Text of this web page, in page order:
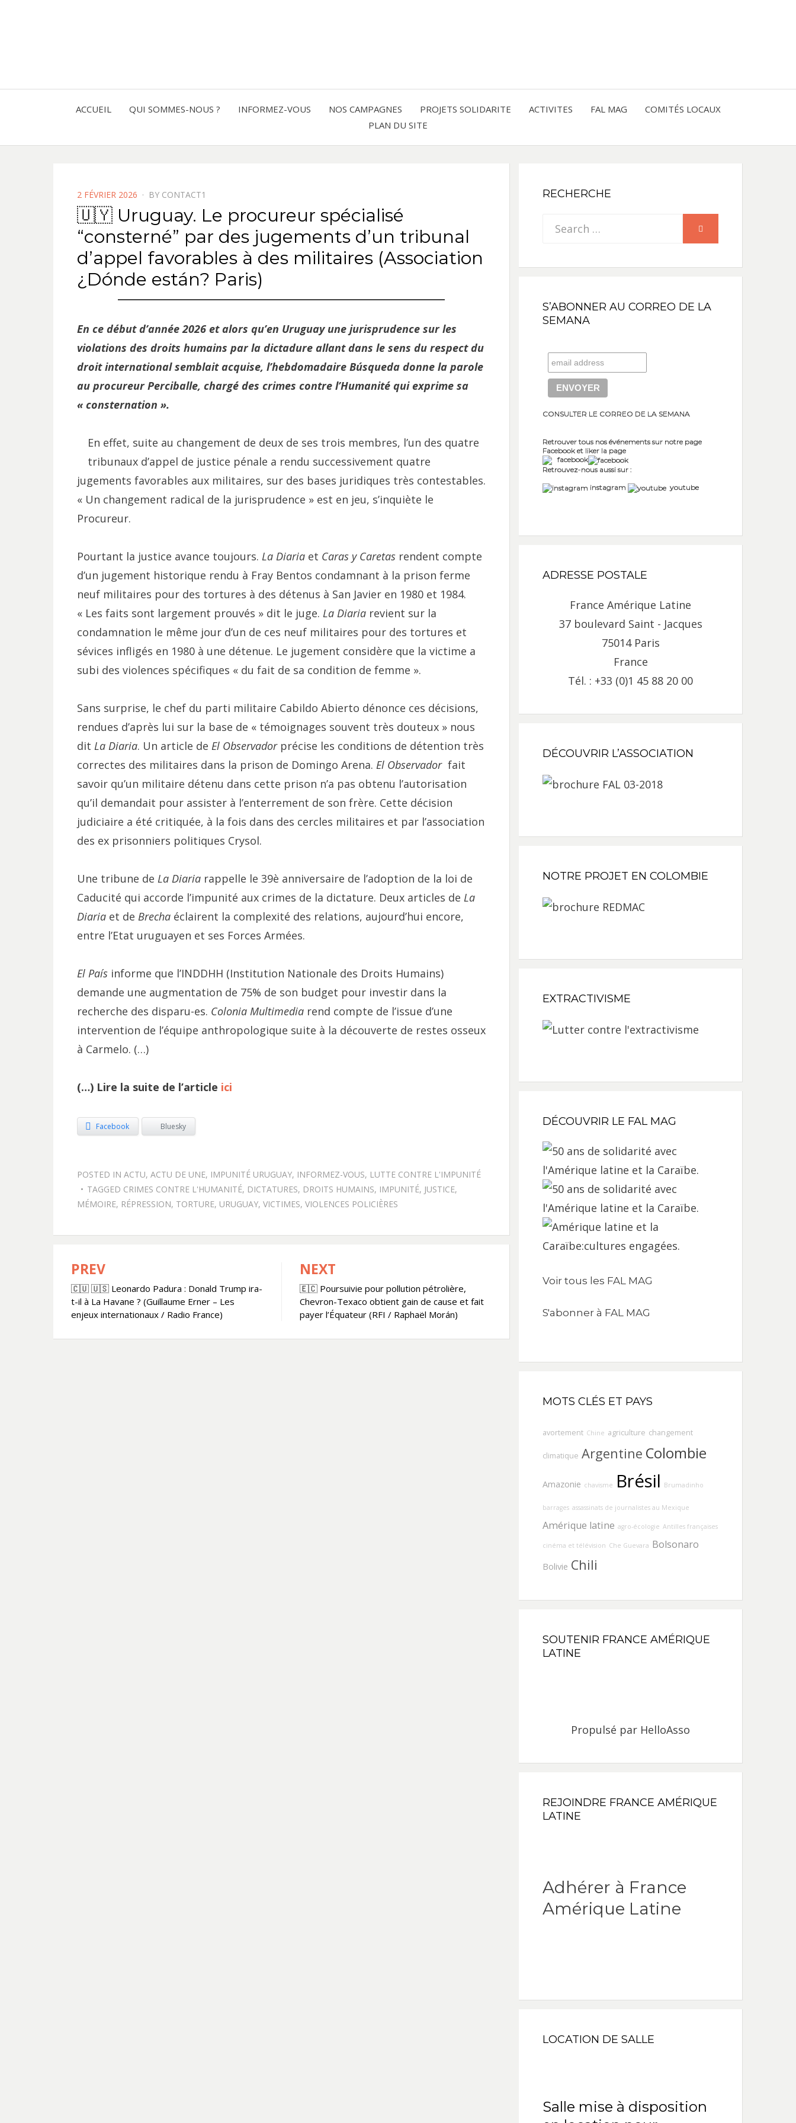
AMERIQUE
LATINE
ACCUEIL QUI SOMMES-NOUS ? INFORMEZ-VOUS NOS CAMPAGNES PROJETS SOLIDARITE ACTIVITES FAL MAG
COMITÉS LOCAUX
PLAN DU SITE
POSTED
ON
2 FÉVRIER 2026 BY CONTACT1
🇺🇾 Uruguay. Le procureur spécialisé
“consterné” par des jugements d’un tribunal
d’appel favorables à des militaires (Association
¿Dónde están? Paris)
En ce début d’année 2026 et alors qu’en Uruguay une jurisprudence sur les
violations des droits humains par la dictadure allant dans le sens du respect du
droit international semblait acquise, l’hebdomadaire Búsqueda donne la parole
au procureur Perciballe, chargé des crimes contre l’Humanité qui exprime sa
« consternation ».
En effet, suite au changement de deux de ses trois membres, l’un des quatre
tribunaux d’appel de justice pénale a rendu successivement quatre
jugements favorables aux militaires, sur des bases juridiques très contestables.
« Un changement radical de la jurisprudence » est en jeu, s’inquiète le
Procureur.
Pourtant la justice avance toujours. La Diariaet Caras y Caretasrendent compte
d’un jugement historique rendu à Fray Bentos condamnant à la prison ferme
neuf militaires pour des tortures à des détenus à San Javier en 1980 et 1984.
« Les faits sont largement prouvés » dit le juge. La Diariarevient sur la
condamnation le même jour d’un de ces neuf militaires pour des tortures et
sévices infligés en 1980 à une détenue. Le jugement considère que la victime a
subi des violences spécifiques « du fait de sa condition de femme ».
Sans surprise, le chef du parti militaire Cabildo Abierto dénonce ces décisions,
rendues d’après lui sur la base de « témoignages souvent très douteux » nous
dit La Diaria. Un article de El Observadorprécise les conditions de détention très
correctes des militaires dans la prison de Domingo Arena. El Observadorfait
savoir qu’un militaire détenu dans cette prison n’a pas obtenu l’autorisation
qu’il demandait pour assister à l’enterrement de son frère. Cette décision
judiciaire a été critiquée, à la fois dans des cercles militaires et par l’association
des ex prisonniers politiques Crysol.
Une tribune de La Diariarappelle le 39è anniversaire de l’adoption de la loi de
Caducité qui accorde l’impunité aux crimes de la dictature. Deux articles de La
Diariaet de Brechaéclairent la complexité des relations, aujourd’hui encore,
entre l’Etat uruguayen et ses Forces Armées.
El Paísinforme que l’INDDHH (Institution Nationale des Droits Humains)
demande une augmentation de 75% de son budget pour investir dans la
recherche des disparu-es. Colonia Multimediarend compte de l’issue d’une
intervention de l’équipe anthropologique suite à la découverte de restes osseux
à Carmelo. (…)
(…) Lire la suite de l’article ici
Facebook Bluesky
POSTED IN ACTU, ACTU DE UNE, IMPUNITÉ URUGUAY, INFORMEZ-VOUS, LUTTE CONTRE L'IMPUNITÉ
TAGGED CRIMES CONTRE L'HUMANITÉ, DICTATURES, DROITS HUMAINS, IMPUNITÉ, JUSTICE,
MÉMOIRE, RÉPRESSION, TORTURE, URUGUAY, VICTIMES, VIOLENCES POLICIÈRES
Navigation
de
l’article
PREV
🇨🇺 🇺🇸 Leonardo Padura : Donald Trump ira-
t-il à La Havane ? (Guillaume Erner – Les
enjeux internationaux / Radio France)
NEXT
🇪🇨 Poursuivie pour pollution pétrolière,
Chevron-Texaco obtient gain de cause et fait
payer l’Équateur (RFI / Raphaël Morán)
RECHERCHE
Search
S’ABONNER AU CORREO DE LA
SEMANA
CONSULTER LE CORREO DE LA SEMANA
Retrouver tous nos événements sur notre page
Facebook et liker la page
facebook
Retrouvez-nous aussi sur :
instagram
youtube
ADRESSE POSTALE
France Amérique Latine
37 boulevard Saint - Jacques
75014 Paris
France
Tél. : +33 (0)1 45 88 20 00
DÉCOUVRIR L’ASSOCIATION
NOTRE PROJET EN COLOMBIE
EXTRACTIVISME
DÉCOUVRIR LE FAL MAG
Voir tous les FAL MAG
S'abonner à FAL MAG
MOTS CLÉS ET PAYS
avortement Chine agriculture changement
climatique Argentine Colombie
Amazonie chavisme Brésil Brumadinho
barrages assassinats de journalistes au Mexique
Amérique latine agro-écologie Antilles françaises
cinéma et télévision Che Guevara Bolsonaro
Bolivie Chili
SOUTENIR FRANCE AMÉRIQUE
LATINE
Propulsé par HelloAsso
REJOINDRE FRANCE AMÉRIQUE
LATINE
Adhérer à France
Amérique Latine
LOCATION DE SALLE
Salle mise à disposition